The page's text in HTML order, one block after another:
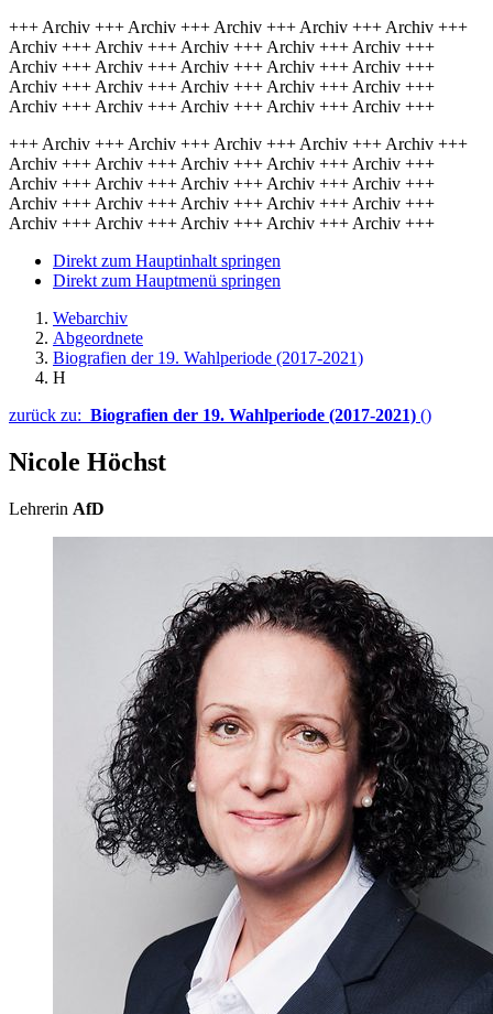
+++ Archiv +++ Archiv +++ Archiv +++ Archiv +++ Archiv +++
Archiv +++ Archiv +++ Archiv +++ Archiv +++ Archiv +++
Archiv +++ Archiv +++ Archiv +++ Archiv +++ Archiv +++
Archiv +++ Archiv +++ Archiv +++ Archiv +++ Archiv +++
Archiv +++ Archiv +++ Archiv +++ Archiv +++ Archiv +++
+++ Archiv +++ Archiv +++ Archiv +++ Archiv +++ Archiv +++
Archiv +++ Archiv +++ Archiv +++ Archiv +++ Archiv +++
Archiv +++ Archiv +++ Archiv +++ Archiv +++ Archiv +++
Archiv +++ Archiv +++ Archiv +++ Archiv +++ Archiv +++
Archiv +++ Archiv +++ Archiv +++ Archiv +++ Archiv +++
Direkt zum Hauptinhalt springen
Direkt zum Hauptmenü springen
Webarchiv
Abgeordnete
Biografien der 19. Wahlperiode (2017-2021)
H
zurück zu: Biografien der 19. Wahlperiode (2017-2021) ()
Nicole Höchst
Lehrerin AfD